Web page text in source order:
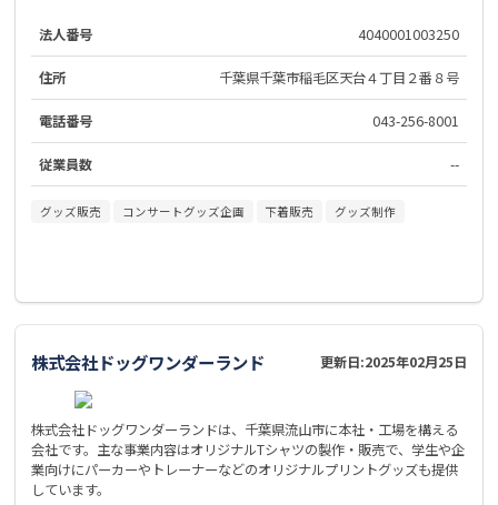
法人番号 4040001003250
住所 千葉県千葉市稲毛区天台４丁目２番８号
電話番号 043-256-8001
従業員数 --
グッズ販売 コンサートグッズ企画 下着販売 グッズ制作
株式会社ドッグワンダーランド 更新日:2025年02月25日
株式会社ドッグワンダーランドは、千葉県流山市に本社・工場を構える
会社です。主な事業内容はオリジナルTシャツの製作・販売で、学生や企
業向けにパーカーやトレーナーなどのオリジナルプリントグッズも提供
しています。